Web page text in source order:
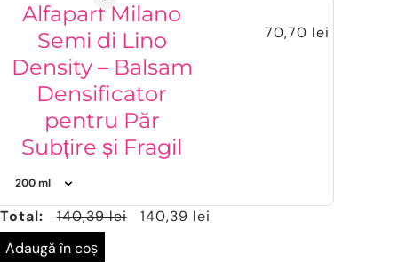
Alfaparf Milano
Semi di Lino
Density – Balsam
Densificator
pentru Păr
Subțire și Fragil
70,70 lei
Total: 140,39 lei
140,39 lei
Adaugă în coș